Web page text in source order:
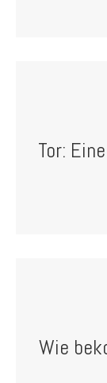
Tor:
Wie